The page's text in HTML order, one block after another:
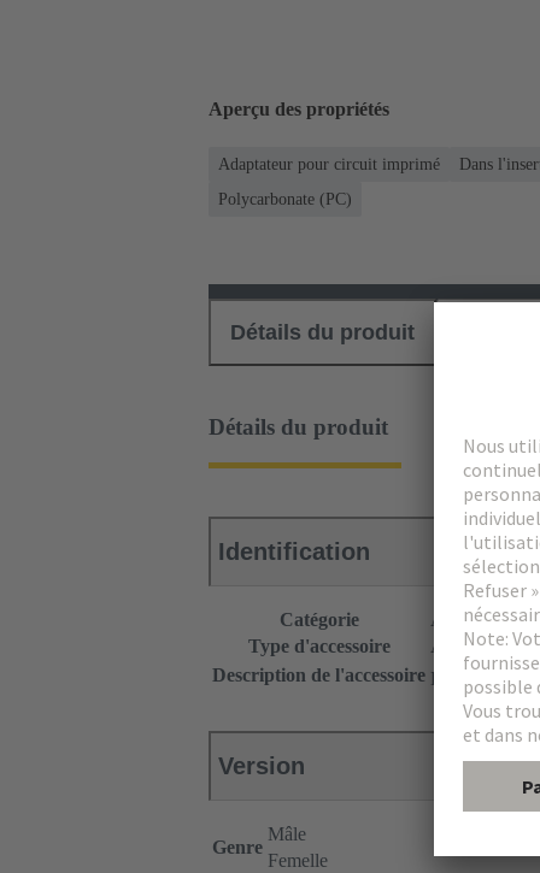
Aperçu des propriétés
Adaptateur pour circuit imprimé Dans
Polycarbonate (PC)
Détails du produit
Détails du produit
Identification
Catégorie
Accessoires
Type d'accessoire
Adaptateur
Description de l'accessoire Dans l'insert
Version
Genre
Mâle
Femelle